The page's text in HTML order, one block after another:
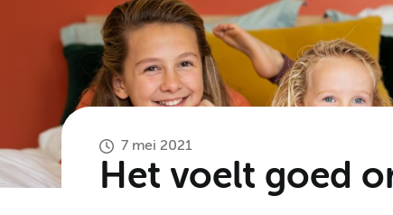
7 mei 2021
Het voelt goed